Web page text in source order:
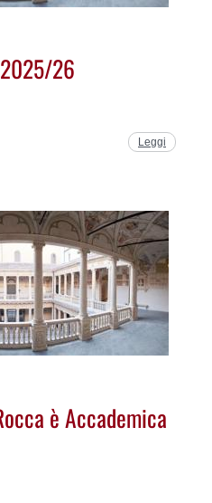
26
Leggi
è Accademica